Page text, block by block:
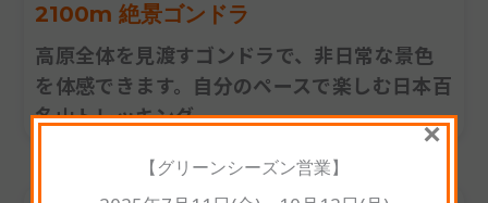
2100m 絶景ゴンドラ
高原全体を見渡すゴンドラで、非日常な景色
を体感できます。自分のペースで楽しむ日本百
名山トレッキング。
【グリーンシーズン営業】 ×